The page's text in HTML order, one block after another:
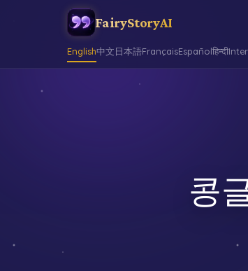
FairyStoryAI
English中文日本語FrançaisEspañolहिन्दी
콩